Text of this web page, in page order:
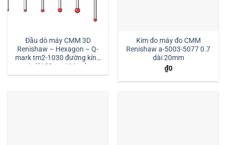
Đầu dò máy CMM 3D
Renishaw – Hexagon – Q-
mark tm2-1030 đường kính
1 dài 30mm:| Mstek
Technology
Kim đo máy đo CMM
Renishaw a-5003-5077 0.7
dài 20mm
₫0